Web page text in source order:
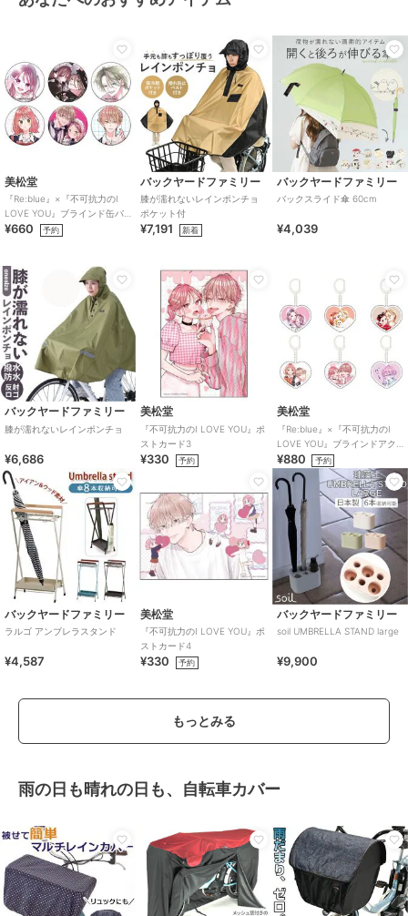
美松堂
『Re:blue』×『不可抗力のI
LOVE YOU』ブラインド缶バ
ッジ（全6種）
¥660 予約
バックヤードファミリー
膝が濡れないレインポンチョ
ポケット付
¥7,191 新着
バックヤードファミリー
バックスライド傘 60cm
¥4,039
バックヤードファミリー
膝が濡れないレインポンチョ
¥6,686
美松堂
『不可抗力のI LOVE YOU』ポ
ストカード3
¥330 予約
美松堂
『Re:blue』×『不可抗力のI
LOVE YOU』ブラインドアク
リルキーホルダー（全6種）
¥880 予約
バックヤードファミリー
ラルゴ アンブレラスタンド
¥4,587
美松堂
『不可抗力のI LOVE YOU』ポ
ストカード4
¥330 予約
バックヤードファミリー
soil UMBRELLA STAND large
¥9,900
もっとみる
雨の日も晴れの日も、自転車カバー